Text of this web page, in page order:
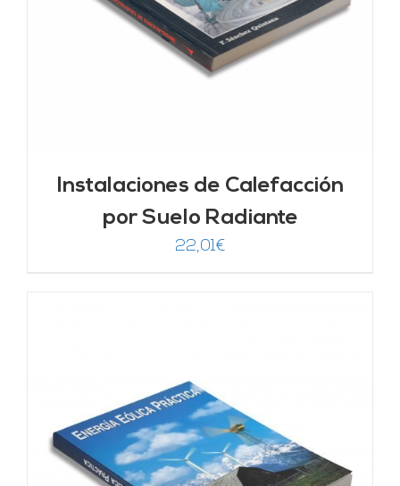
Instalaciones de Calefacción
por Suelo Radiante
22,01€